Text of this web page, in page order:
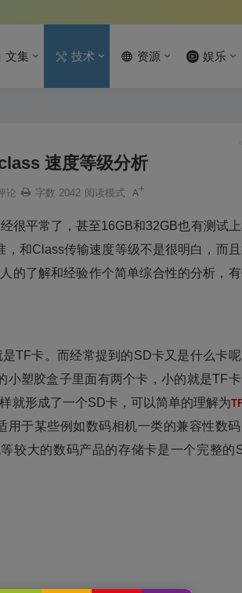
文集 技术 资源 娱乐
速度等级分析
论 字数 2042 阅读模式
很平常了，甚至16GB和32GB也有测试
和Class传输速度等级不是很明白，而
的了解和经验作个简单综合性的分析，
TF卡。而经常提到的SD卡又是什么卡
小塑胶盒子里面有两个卡，小的就是TF
就形成了一个SD卡，可以简单的理解为
用于某些例如数码相机一类的兼容性数
较大的数码产品的存储卡是一个完整的